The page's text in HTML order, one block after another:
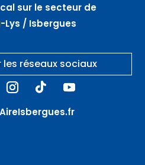
sur le secteur de
/ Isbergues
les réseaux sociaux